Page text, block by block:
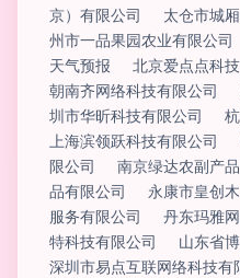
京）有限公司
太仓市城
州市一品果园农业有限公司
天气预报
北京爱点点科
朝南齐网络科技有限公司
圳市华昕科技有限公司
上海滨领跃科技有限公司
限公司
南京绿达农副产
品有限公司
永康市皇创
服务有限公司
丹东玛雅
特科技有限公司
山东省
深圳市易点互联网络科技有